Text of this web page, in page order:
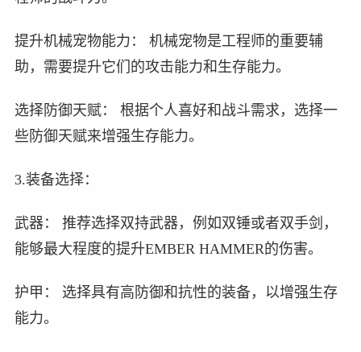
提升机械宠物能力： 机械宠物是工程师的重要辅
助，需要提升它们的攻击能力和生存能力。
选择防御天赋： 根据个人喜好和战斗需求，选择一
些防御天赋来增强生存能力。
3.装备选择：
武器： 推荐选择双持武器，例如双锤或者双手剑，
能够最大程度的提升EMBER HAMMER的伤害。
护甲： 选择具有高防御和抗性的装备，以增强生存
能力。